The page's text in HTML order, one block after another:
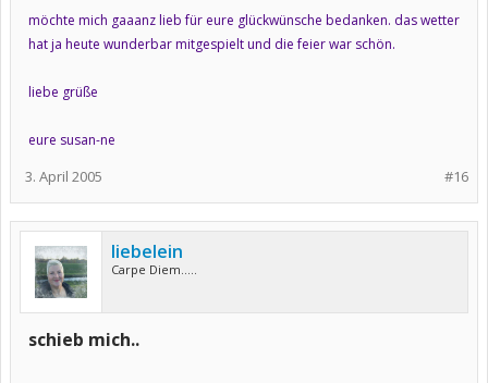
möchte mich gaaanz lieb für eure glückwünsche bedanken. das wetter
hat ja heute wunderbar mitgespielt und die feier war schön.
liebe grüße
eure susan-ne
#16
3. April 2005
liebelein
Carpe Diem.....
schieb mich..